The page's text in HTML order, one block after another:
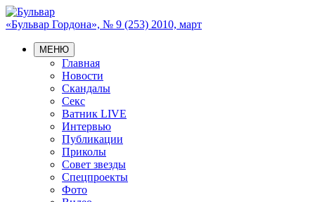
«Бульвар Гордона», № 9 (253) 2010, март
МЕНЮ
Главная
Новости
Скандалы
Секс
Ватник LIVE
Интервью
Публикации
Приколы
Совет звезды
Спецпроекты
Фото